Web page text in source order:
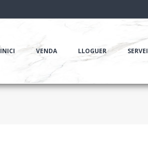
INICI VENDA LLOGUER